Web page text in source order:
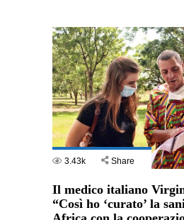
3.43k Share
Il medico italiano
“Così ho ‘curato’ la